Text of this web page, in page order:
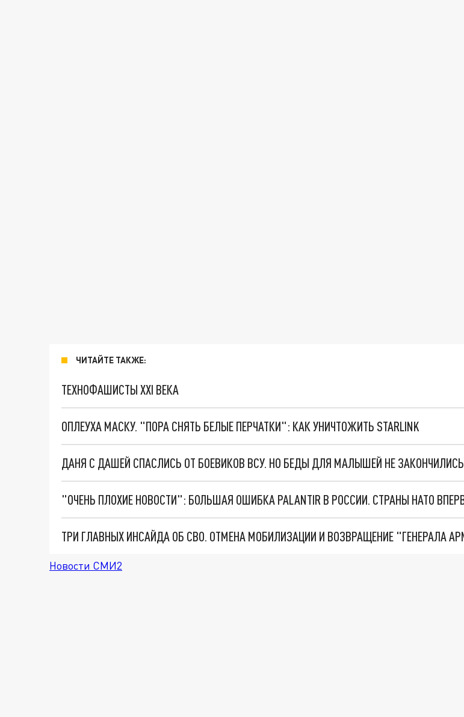
ЧИТАЙТЕ ТАКЖЕ:
ТЕХНОФАШИСТЫ XXI ВЕКА
ОПЛЕУХА МАСКУ. "ПОРА СНЯТЬ БЕЛЫЕ ПЕРЧАТКИ": КАК УНИЧТОЖИТЬ STARLINK
ДАНЯ С ДАШЕЙ СПАСЛИСЬ ОТ БОЕВИКОВ ВСУ. НО БЕДЫ ДЛЯ МАЛЫШЕЙ НЕ ЗАКОНЧИЛИСЬ
Новости СМИ2